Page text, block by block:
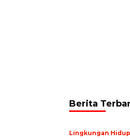
Berita
Lingkungan Hidup